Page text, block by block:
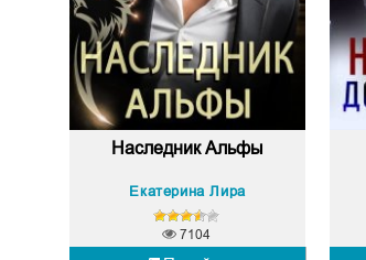
Наследник Альфы
Екатерина Лира
7104